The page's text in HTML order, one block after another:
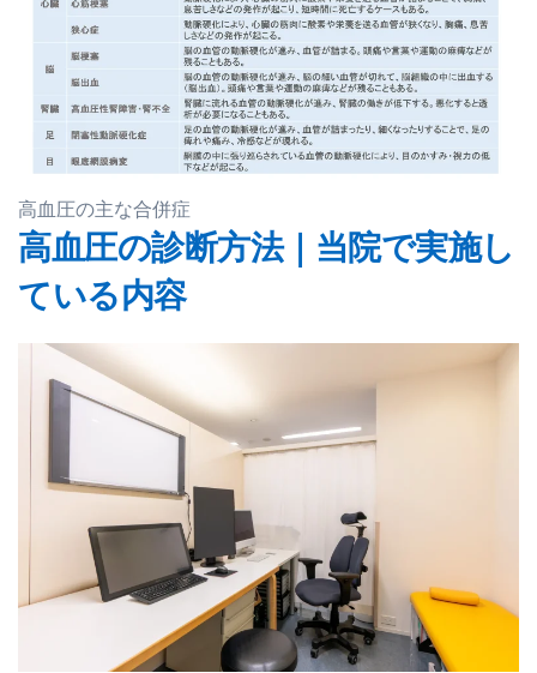
高血圧の主な合併症
高血圧の診断方法｜当院で実施し
ている内容